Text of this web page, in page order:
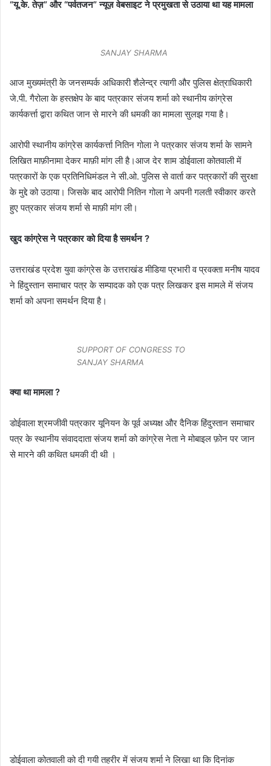
“यू.के. तेज़” और “पर्वतजन” न्यूज़ वेबसाइट ने प्रमुखता से उठाया था यह मामला
SANJAY SHARMA
आज मुख्यमंत्री के जनसम्पर्क अधिकारी शैलेन्द्र त्यागी और पुलिस क्षेत्राधिकारी
जे.पी. गैरोला के हस्तक्षेप के बाद पत्रकार संजय शर्मा को स्थानीय कांग्रेस
कार्यकर्त्ता द्वारा कथित जान से मारने की धमकी का मामला सुलझ गया है।
आरोपी स्थानीय कांग्रेस कार्यकर्त्ता नितिन गोला ने पत्रकार संजय शर्मा के सामने
लिखित माफ़ीनामा देकर माफ़ी मांग ली है।आज देर शाम डोईवाला कोतवाली में
पत्रकारों के एक प्रतिनिधिमंडल ने सी.ओ. पुलिस से वार्ता कर पत्रकारों की सुरक्षा
के मुद्दे को उठाया। जिसके बाद आरोपी नितिन गोला ने अपनी गलती स्वीकार करते
हुए पत्रकार संजय शर्मा से माफ़ी मांग ली।
खुद कांग्रेस ने पत्रकार को दिया है समर्थन ?
उत्तराखंड प्रदेश युवा कांग्रेस के उत्तराखंड मीडिया प्रभारी व प्रवक्ता मनीष यादव
ने हिंदुस्तान समाचार पत्र के सम्पादक को एक पत्र लिखकर इस मामले में संजय
शर्मा को अपना समर्थन दिया है।
SUPPORT OF CONGRESS TO
SANJAY SHARMA
क्या था मामला ?
डोईवाला श्रमजीवी पत्रकार यूनियन के पूर्व अध्यक्ष और दैनिक हिंदुस्तान समाचार
पत्र के स्थानीय संवाददाता संजय शर्मा को कांग्रेस नेता ने मोबाइल फ़ोन पर जान
से मारने की कथित धमकी दी थी ।
डोईवाला कोतवाली को दी गयी तहरीर में संजय शर्मा ने लिखा था कि दिनांक